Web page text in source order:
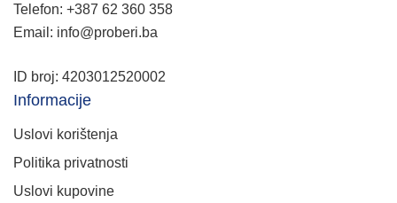
Telefon: +387 62 360 358
Email: info@proberi.ba
ID broj: 4203012520002
Informacije
Uslovi korištenja
Politika privatnosti
Uslovi kupovine